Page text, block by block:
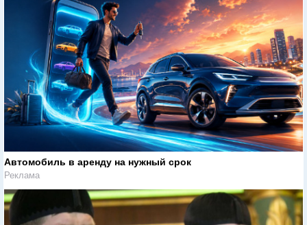
Автомобиль в аренду на нужный срок
Реклама